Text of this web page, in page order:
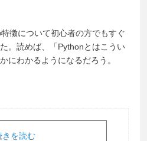
徴について初心者の方でもすぐ
。読めば、「Pythonとはこうい
にわかるようになるだろう。
きを読む